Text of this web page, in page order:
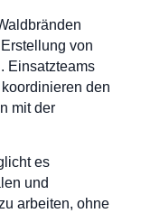
von
Einsatzteams
den
mit der
es
und
arbeiten, ohne